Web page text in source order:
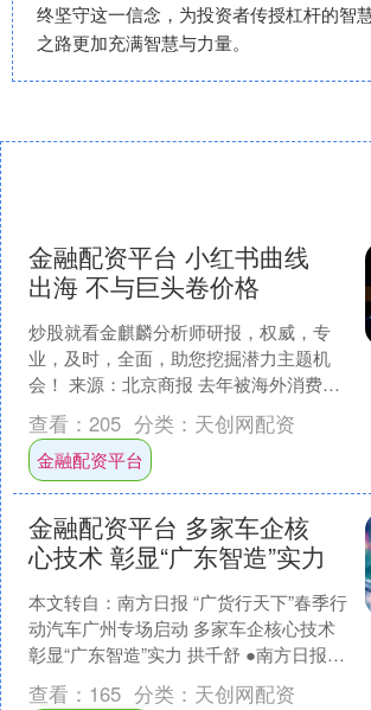
终坚守这一信念，为投资者传授杠杆的智
之路更加充满智慧与力量。
金融配资平台 小红书曲线
出海 不与巨头卷价格
炒股就看金麒麟分析师研报，权威，专
业，及时，全面，助您挖掘潜力主题机
会！ 来源：北京商报 去年被海外消费者
热议的小红书，正式入局全球电商市
场。4月13日，北京商....
查看： 205 分类： 天创网配资
金融配资平台
金融配资平台 多家车企核
心技术 彰显“广东智造”实力
本文转自：南方日报 “广货行天下”春季行
动汽车广州专场启动 多家车企核心技术
彰显“广东智造”实力 拱千舒 ●南方日报记
者拱千舒 3月28日，“广货行天下”春季....
查看： 165 分类： 天创网配资